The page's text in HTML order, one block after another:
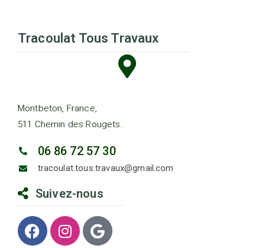
Tracoulat Tous Travaux
Montbeton, France,
511 Chemin des Rougets.
06 86 72 57 30
tracoulat.tous.travaux@gmail.com
Suivez-nous